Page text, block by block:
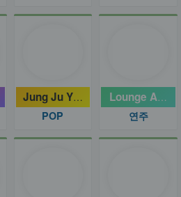
Jung Ju Young Golden Pop
POP
Lounge Area
연주